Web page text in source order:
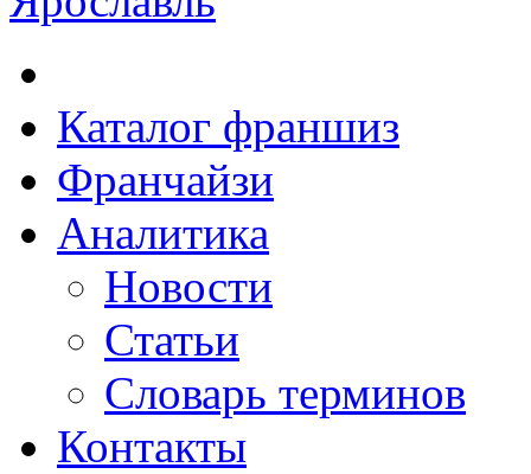
Каталог франшиз
Франчайзи
Аналитика
Новости
Статьи
Словарь терминов
Контакты